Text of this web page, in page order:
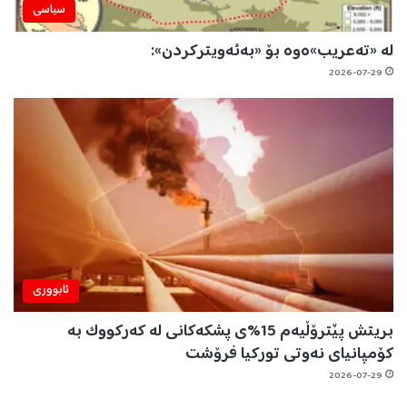
سیاسی
لە «تەعریب»ەوە بۆ «بەئەویترکردن»:
2026-07-29
ئابووری
بریتش پێترۆڵیەم 15%ی پشکەکانی لە کەرکووک بە
کۆمپانیای نەوتی تورکیا فرۆشت
2026-07-29